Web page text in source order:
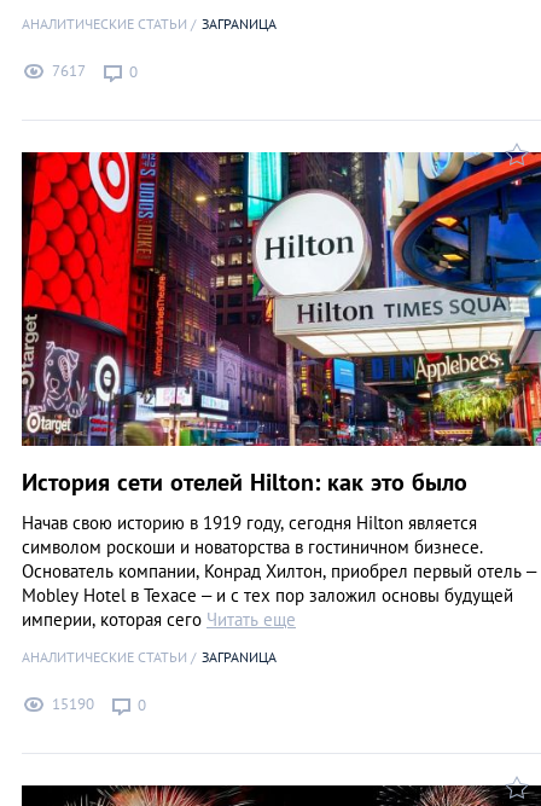
АНАЛИТИЧЕСКИЕ СТАТЬИ ЗАГРАNИЦА
7617 0
История сети отелей Hilton: как это было
Начав свою историю в 1919 году, сегодня Hilton является
символом роскоши и новаторства в гостиничном бизнесе.
Основатель компании, Конрад Хилтон, приобрел первый отель –
Mobley Hotel в Техасе – и с тех пор заложил основы будущей
империи, которая сего Читать еще
АНАЛИТИЧЕСКИЕ СТАТЬИ ЗАГРАNИЦА
15190 0